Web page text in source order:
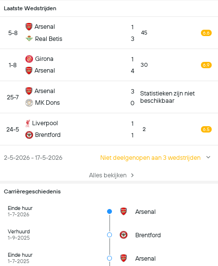
Laatste Wedstrijden
5-8
Arsenal
Real Betis
1
3
45 6.6
1-8
Girona
Arsenal
1
4
30 6.9
25-7
Arsenal
MK Dons
3
0
Statistieken zijn niet
beschikbaar
24-5
Liverpool
Brentford
1
1
2 6.5
2-5-2026 - 17-5-2026 Niet deelgenopen aan 3 wedstrijden
Alles bekijken
Carrièregeschiedenis
Einde huur
1-7-2026
Arsenal
Verhuurd
1-9-2025
Brentford
Einde huur
1-7-2025
Arsenal